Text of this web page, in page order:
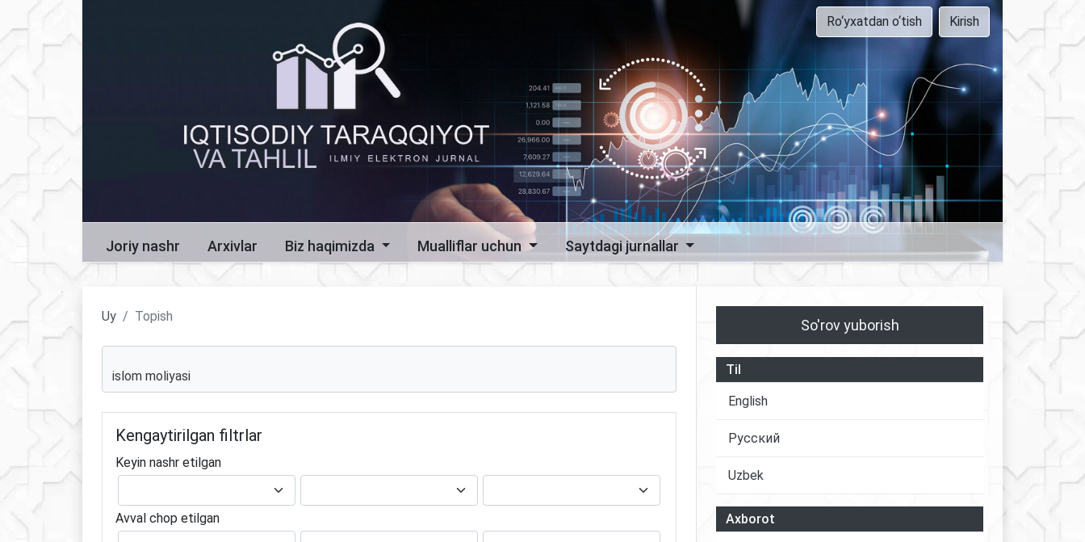
Ro‘yxatdan o‘tish Kirish
Joriy nashr Arxivlar Biz haqimizda Mualliflar uchun Saytdagi jurnallar
Uy Topish
Kengaytirilgan filtrlar
Keyin nashr etilgan
Avval chop etilgan
So'rov yuborish
Til
English
Русский
Uzbek
Axborot